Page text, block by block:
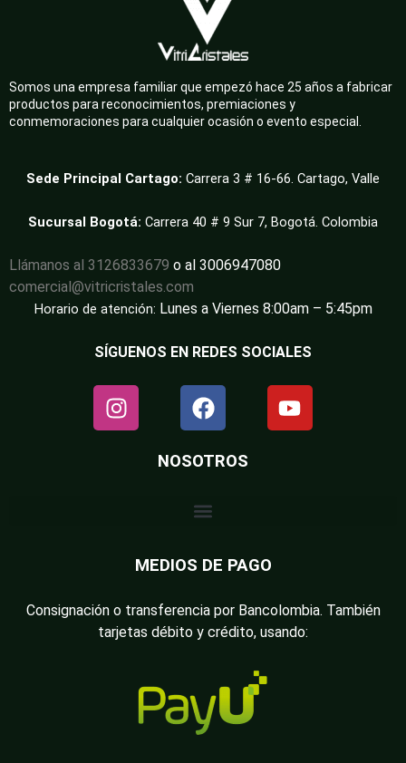
Somos una empresa familiar que empezó hace 25 años a fabricar
productos para reconocimientos, premiaciones y
conmemoraciones para cualquier ocasión o evento especial.
Sede Principal Cartago: Carrera 3 # 16-66. Cartago, Valle
Sucursal Bogotá: Carrera 40 # 9 Sur 7, Bogotá. Colombia
Llámanos al 3126833679 o al 3006947080
comercial@vitricristales.com
Horario de atención: Lunes a Viernes 8:00am – 5:45pm
SÍGUENOS EN REDES SOCIALES
NOSOTROS
MEDIOS DE PAGO
Consignación o transferencia por Bancolombia. También
tarjetas débito y crédito, usando: